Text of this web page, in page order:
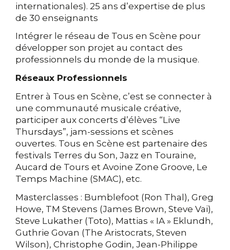
internationales). 25 ans d’expertise de plus
de 30 enseignants
Intégrer le réseau de Tous en Scène pour
développer son projet au contact des
professionnels du monde de la musique.
Réseaux Professionnels
Entrer à Tous en Scène, c’est se connecter à
une communauté musicale créative,
participer aux concerts d’élèves “Live
Thursdays”, jam-sessions et scènes
ouvertes. Tous en Scène est partenaire des
festivals Terres du Son, Jazz en Touraine,
Aucard de Tours et Avoine Zone Groove, Le
Temps Machine (SMAC), etc.
Masterclasses : Bumblefoot (Ron Thal), Greg
Howe, TM Stevens (James Brown, Steve Vai),
Steve Lukather (Toto), Mattias « IA » Eklundh,
Guthrie Govan (The Aristocrats, Steven
Wilson), Christophe Godin, Jean-Philippe